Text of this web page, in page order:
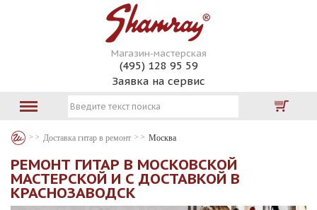
Магазин-мастерская
(495) 128 95 59
Заявка на сервис
Доставка гитар в ремонт Москва
РЕМОНТ ГИТАР В МОСКОВСКОЙ
МАСТЕРСКОЙ И С ДОСТАВКОЙ В
КРАСНОЗАВОДСК